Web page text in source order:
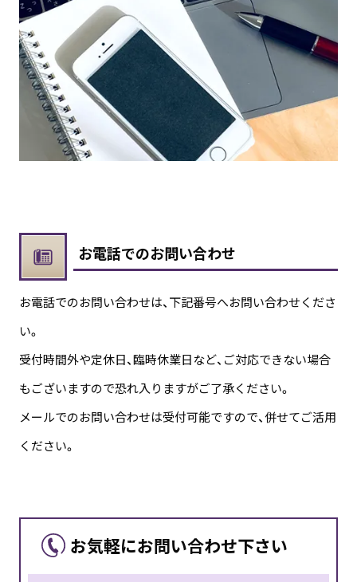
お電話でのお問い合わせ
お電話でのお問い合わせは、下記番号へお問い合わせくださ
い。
受付時間外や定休日、臨時休業日など、ご対応できない場合
もございますので恐れ入りますがご了承ください。
メールでのお問い合わせは受付可能ですので、併せてご活用
ください。
お気軽にお問い合わせ下さい